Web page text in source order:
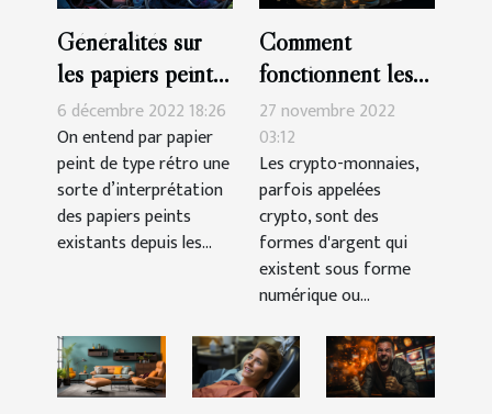
Généralités sur
les papiers peints
de type rétro
6 décembre 2022 18:26
On entend par papier
peint de type rétro une
sorte d’interprétation
des papiers peints
existants depuis les...
Comment
fonctionnent les
crypto-monnaies ?
27 novembre 2022
03:12
Les crypto-monnaies,
parfois appelées
crypto, sont des
formes d'argent qui
existent sous forme
numérique ou...